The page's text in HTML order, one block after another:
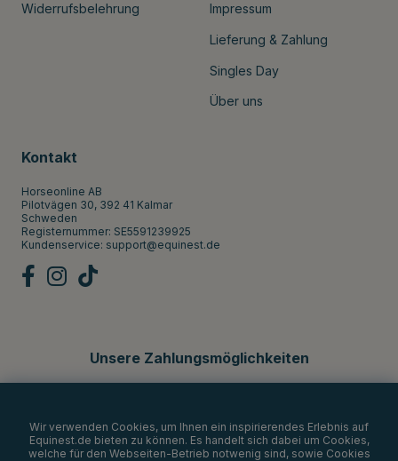
Widerrufsbelehrung Impressum
Lieferung & Zahlung
Singles Day
Über uns
Kontakt
Horseonline AB
Pilotvägen 30, 392 41 Kalmar
Schweden
Registernummer: SE5591239925
Kundenservice: support@equinest.de
Unsere Zahlungsmöglichkeiten
Wir verwenden Cookies, um Ihnen ein inspirierendes Erlebnis auf
Equinest.de bieten zu können. Es handelt sich dabei um Cookies,
welche für den Webseiten-Betrieb notwenig sind, sowie Cookies